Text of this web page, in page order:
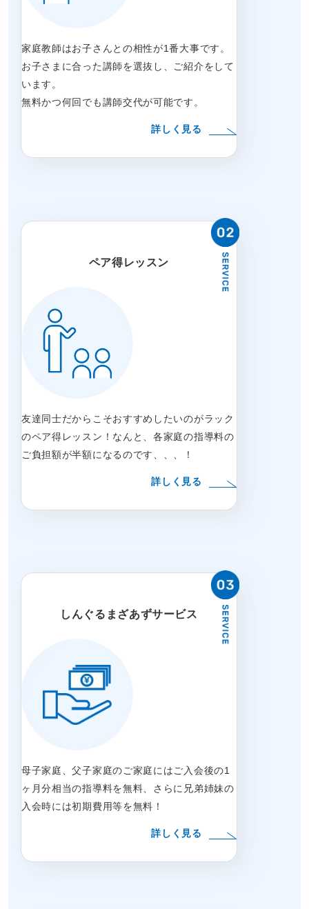
家庭教師はお子さんとの相性が1番大事です。
お子さまに合った講師を選抜し、ご紹介をして
います。
無料かつ何回でも講師交代が可能です。
詳しく見る
ペア得レッスン
友達同士だからこそおすすめしたいのがラック
のペア得レッスン！なんと、各家庭の指導料の
ご負担額が半額になるのです、、、！
詳しく見る
しんぐるまざあずサービス
母子家庭、父子家庭のご家庭にはご入会後の1
ヶ月分相当の指導料を無料、さらに兄弟姉妹の
入会時には初期費用等を無料！
詳しく見る